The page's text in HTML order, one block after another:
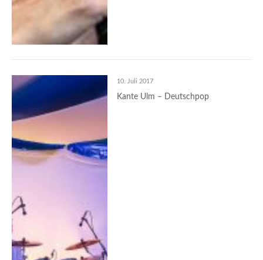
10. Juli 2017
Kante Ulm – Deutschpop